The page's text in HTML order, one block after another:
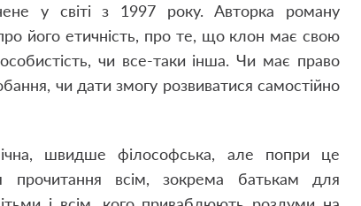
у світі з 1997 року. Авторка роману
його етичність, про те, що клон має свою
чи все-таки інша. Чи має право
чи дати змогу розвиватися самостійно
швидше філософська, але попри це
прочитання всім, зокрема батькам для